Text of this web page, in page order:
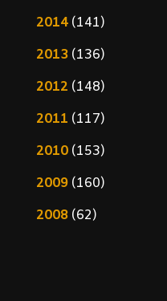
2014(141)
2013(136)
2012 (148)
2011 (117)
2010(153)
2009(160)
2008(62)